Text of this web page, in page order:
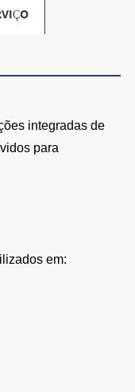
integradas de
para
em: